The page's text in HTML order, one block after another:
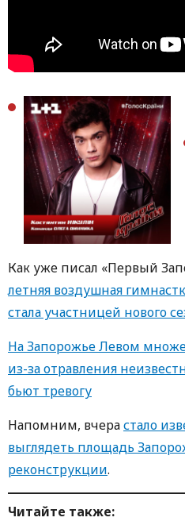
Как уже писал «Первый
летняя воздушная
стала участницей нового
На Запорожье Левом
из-за отравления
бьют тревогу
Напомним, вчерастало
выглядеть площадь
реконструкции.
Читайте